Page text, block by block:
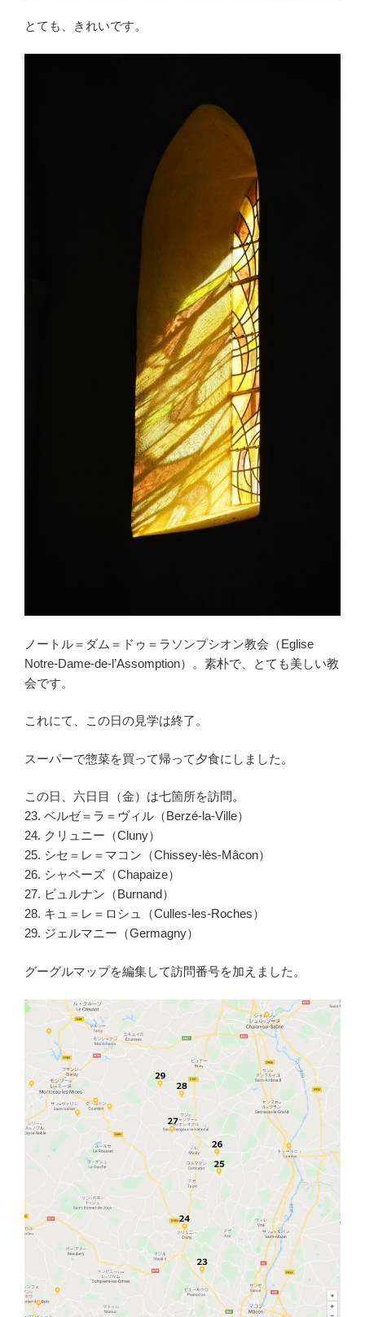
とても、きれいです。
ノートル＝ダム＝ドゥ＝ラソンプシオン教会（Eglise
Notre-Dame-de-l’Assomption）。素朴で、とても美しい教
会です。
これにて、この日の見学は終了。
スーパーで惣菜を買って帰って夕食にしました。
この日、六日目（金）は七箇所を訪問。
23. ベルゼ＝ラ＝ヴィル（Berzé-la-Ville）
24. クリュニー（Cluny）
25. シセ＝レ＝マコン（Chissey-lès-Mâcon）
26. シャペーズ（Chapaize）
27. ビュルナン（Burnand）
28. キュ＝レ＝ロシュ（Culles-les-Roches）
29. ジェルマニー（Germagny）
グーグルマップを編集して訪問番号を加えました。